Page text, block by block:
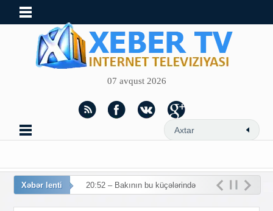
07 avqust 2026
Xəbər lenti 20:52 – Bakının bu küçələrində